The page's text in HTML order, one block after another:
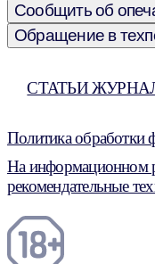
Сообщить об
Обращение в
СТАТЬИ
Политика обработки
На информационном
рекомендательные